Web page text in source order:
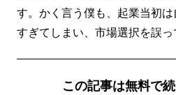
す。かく言う僕も、起業当初
すぎてしまい、市場選択を誤っ
この記事は無料で